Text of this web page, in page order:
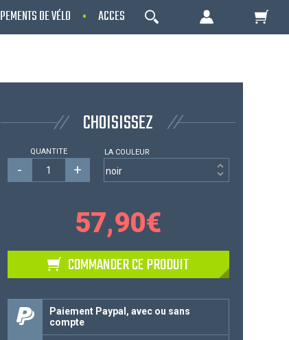
DE VÉLO ACCESSOIRES OCCASIONS -
OK
Votre panier est là pour vous servir. Donnez-
lui un but ! C'est un lieu temporaire où est
CHOISISSEZ
QUANTITE
- +
LA COULEUR
57,90€
COMMANDER CE PRODUIT
Paiement Paypal, avec ou sans
compte